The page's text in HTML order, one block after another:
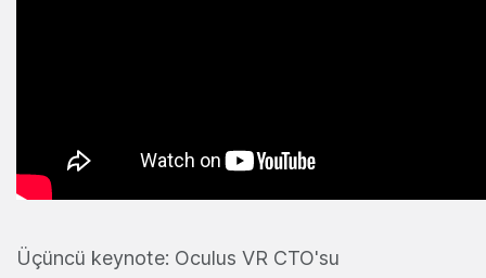
Üçüncü keynote: Oculus VR CTO'su